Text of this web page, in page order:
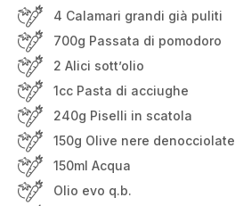
4 Calamari grandi già puliti
700g Passata di pomodoro
2 Alici sott’olio
1cc Pasta di acciughe
240g Piselli in scatola
150g Olive nere denocciolate
150ml Acqua
Olio evo q.b.